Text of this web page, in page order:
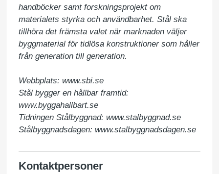
handböcker samt forskningsprojekt om
materialets styrka och användbarhet. Stål ska
tillhöra det främsta valet när marknaden väljer
byggmaterial för tidlösa konstruktioner som håller
från generation till generation.
Webbplats: www.sbi.se
Stål bygger en hållbar framtid:
www.byggahallbart.se
Tidningen Stålbyggnad: www.stalbyggnad.se
Stålbyggnadsdagen: www.stalbyggnadsdagen.se
Kontaktpersoner